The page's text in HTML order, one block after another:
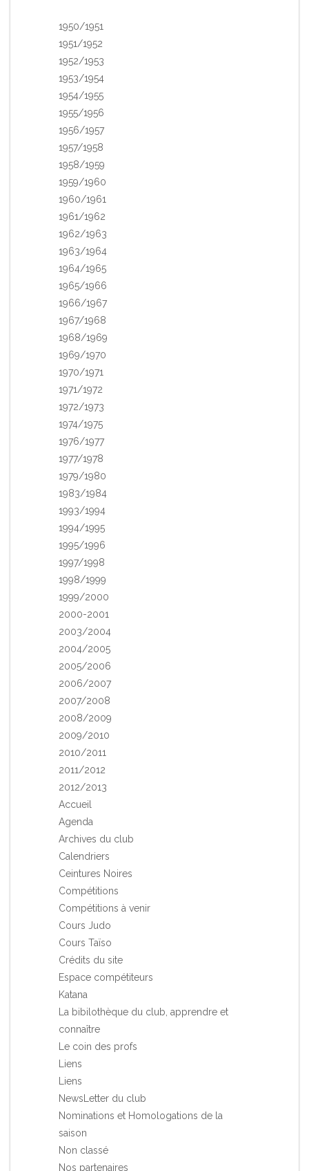
1950/1951
1951/1952
1952/1953
1953/1954
1954/1955
1955/1956
1956/1957
1957/1958
1958/1959
1959/1960
1960/1961
1961/1962
1962/1963
1963/1964
1964/1965
1965/1966
1966/1967
1967/1968
1968/1969
1969/1970
1970/1971
1971/1972
1972/1973
1974/1975
1976/1977
1977/1978
1979/1980
1983/1984
1993/1994
1994/1995
1995/1996
1997/1998
1998/1999
1999/2000
2000-2001
2003/2004
2004/2005
2005/2006
2006/2007
2007/2008
2008/2009
2009/2010
2010/2011
2011/2012
2012/2013
Accueil
Agenda
Archives du club
Calendriers
Ceintures Noires
Compétitions
Compétitions à venir
Cours Judo
Cours Taïso
Crédits du site
Espace compétiteurs
Katana
La bibilothèque du club, apprendre et
connaître
Le coin des profs
Liens
Liens
NewsLetter du club
Nominations et Homologations de la
saison
Non classé
Nos partenaires